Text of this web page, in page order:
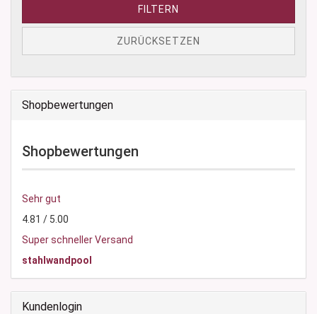
FILTERN
ZURÜCKSETZEN
Shopbewertungen
Shopbewertungen
Sehr gut
4.81 / 5.00
Super schneller Versand
stahlwandpool
Kundenlogin